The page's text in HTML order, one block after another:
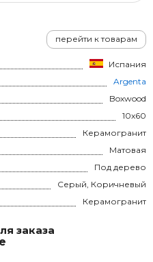
перейти к товарам
Испания
Argenta
Boxwood
10x60
Керамогранит
Матовая
Под дерево
Серый, Коричневый
Керамогранит
заказа